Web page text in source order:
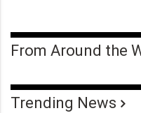
From Around the
Trending News